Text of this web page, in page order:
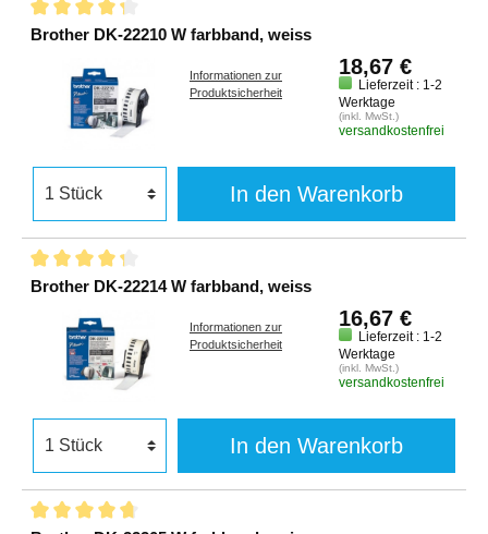
Brother DK-22210 W farbband, weiss
Informationen zur
Produktsicherheit
18,67 €
Lieferzeit : 1-2
Werktage
(inkl. MwSt.)
versandkostenfrei
In den Warenkorb
Brother DK-22214 W farbband, weiss
Informationen zur
Produktsicherheit
16,67 €
Lieferzeit : 1-2
Werktage
(inkl. MwSt.)
versandkostenfrei
In den Warenkorb